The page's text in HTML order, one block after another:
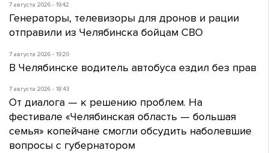
7 августа 2026 - 19:42
Генераторы, телевизоры для дронов и рации
отправили из Челябинска бойцам СВО
7 августа 2026 - 19:20
В Челябинске водитель автобуса ездил без прав
7 августа 2026 - 18:43
От диалога — к решению проблем. На
фестивале «Челябинская область — большая
семья» копейчане смогли обсудить наболевшие
вопросы с губернатором